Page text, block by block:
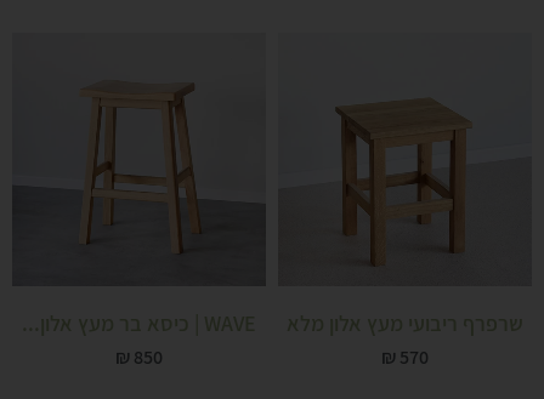
שרפרף ריבועי מעץ אלון מלא
₪ 570
WAVE | כיסא בר מעץ אלון...
₪ 850